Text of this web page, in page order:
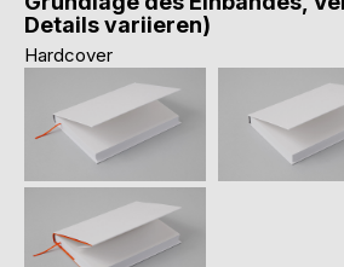
Details variieren)
Hardcover